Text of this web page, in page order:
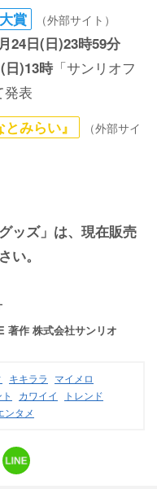
賞 （外部サイト）
24日(日)23時59分
日)13時 「サンリオフ
発表
みらい』
（外部サイ
ッズ」は、現在販売
い。
著作 株式会社サンリオ
キキララ
マイメロ
カワイイ
トレンド
ンタメ